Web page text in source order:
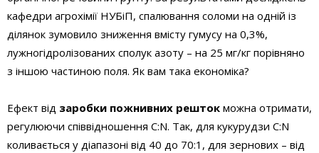
кафедри агрохімії НУБіП, спалювання соломи на одній із
ділянок зумовило зниження вмісту гумусу на 0,3%,
лужногідролізованих сполук азоту – на 25 мг/кг порівняно
з іншою частиною поля. Як вам така економіка?
Ефект від заробки пожнивних решток можна отримати,
регулюючи співвідношення C:N. Так, для кукурудзи C:N
коливається у діапазоні від 40 до 70:1, для зернових – від